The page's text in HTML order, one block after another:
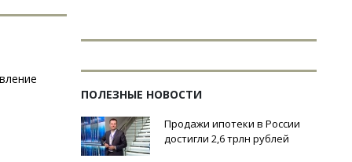
ПОЛЕЗНЫЕ НОВОСТИ
Продажи ипотеки в России
достигли 2,6 трлн рублей